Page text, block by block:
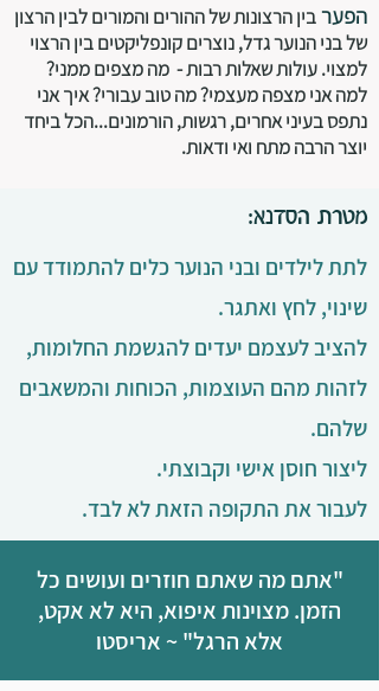
הפערבין הרצונות של ההורים והמורים לבין הרצון
של בני הנוער גדל, נוצרים קונפליקטים בין הרצוי
למצוי. עולות שאלות רבות - מה מצפים ממני?
למה אני מצפה מעצמי? מה טוב עבורי? איך אני
נתפס בעיני אחרים, רגשות, הורמונים...הכל ביחד
יוצר הרבה מתח ואי ודאות.
מטרת הסדנא:
לתת לילדים ובני הנוער כלים להתמודד עם
שינוי, לחץ ואתגר.
להציב לעצמם יעדים להגשמת החלומות,
לזהות מהם העוצמות, הכוחות והמשאבים
שלהם.
ליצור חוסן אישי וקבוצתי.
לעבור את התקופה הזאת לא לבד.
"אתם מה שאתם חוזרים ועושים כל
הזמן. מצוינות איפוא, היא לא אקט,
אלא הרגל" ~ אריסטו